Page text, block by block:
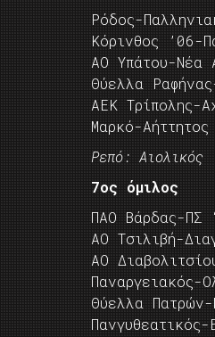
Ρόδος-
Κόρινθος ’06-
ΑΟ Υπάτου-Νέα
Θύελλα
ΑΕΚ Τρίπολης-
Μαρκό-
Ρεπό: Αιολικός
7ος όμιλος
ΠΑΟ Βάρδας-ΠΣ
ΑΟ Τσιλιβή-
ΑΟ
Παναργειακός-
Θύελλα
Πανγυθεατικός-